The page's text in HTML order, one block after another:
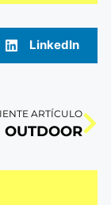
LinkedIn
ARTÍCULO
OUTDOOR